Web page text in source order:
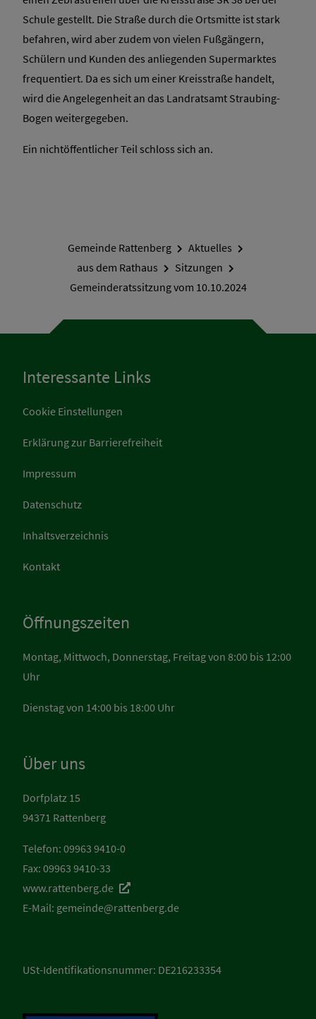
Schule gestellt. Die Straße durch die Ortsmitte ist stark
befahren, wird aber zudem von vielen Fußgängern,
Schülern und Kunden des anliegenden Supermarktes
frequentiert. Da es sich um einer Kreisstraße handelt,
wird die Angelegenheit an das Landratsamt Straubing-
Bogen weitergegeben.
Ein nichtöffentlicher Teil schloss sich an.
Gemeinde Rattenberg
Aktuelles
aus dem Rathaus
Sitzungen
Gemeinderatssitzung vom 10.10.2024
Interessante Links
Cookie Einstellungen
Erklärung zur Barrierefreiheit
Impressum
Datenschutz
Inhaltsverzeichnis
Kontakt
Öffnungszeiten
Montag, Mittwoch, Donnerstag, Freitag von 8:00 bis 12:00
Uhr
Dienstag von 14:00 bis 18:00 Uhr
Über uns
Dorfplatz 15
94371 Rattenberg
Telefon: 09963 9410-0
Fax: 09963 9410-33
www.rattenberg.de
E-Mail: gemeinde@rattenberg.de
USt-Identifikationsnummer: DE216233354